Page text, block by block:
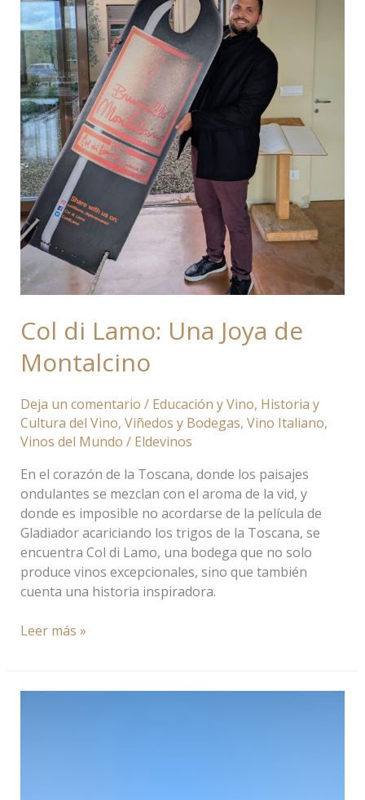
Col di Lamo: Una Joya de
Montalcino
Deja un comentario / Educación y Vino, Historia y
Cultura del Vino, Viñedos y Bodegas, Vino Italiano,
Vinos del Mundo / Eldevinos
En el corazón de la Toscana, donde los paisajes
ondulantes se mezclan con el aroma de la vid, y
donde es imposible no acordarse de la película de
Gladiador acariciando los trigos de la Toscana, se
encuentra Col di Lamo, una bodega que no solo
produce vinos excepcionales, sino que también
cuenta una historia inspiradora.
Leer más »